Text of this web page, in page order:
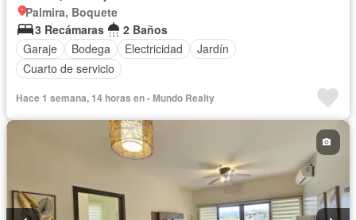
Palmira, Boquete
3 Recámaras
2 Baños
Garaje
Bodega Electricidad
Jardín
Cuarto de servicio
Hace 1 semana, 14 horas en - Mundo Realty